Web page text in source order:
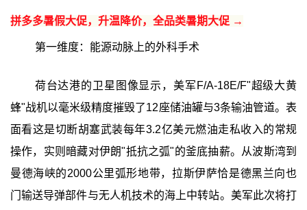
拼多多暑假大促，升温降价，全品类暑期大促 →
第一维度：能源动脉上的外科手术
荷台达港的卫星图像显示，美军F/A-18E/F"超级大黄
蜂"战机以毫米级精度摧毁了12座储油罐与3条输油管道。表
面看这是切断胡塞武装每年3.2亿美元燃油走私收入的常规
操作，实则暗藏对伊朗"抵抗之弧"的釜底抽薪。从波斯湾到
曼德海峡的2000公里弧形地带，拉斯伊萨恰是德黑兰向也
门输送导弹部件与无人机技术的海上中转站。美军此次将打